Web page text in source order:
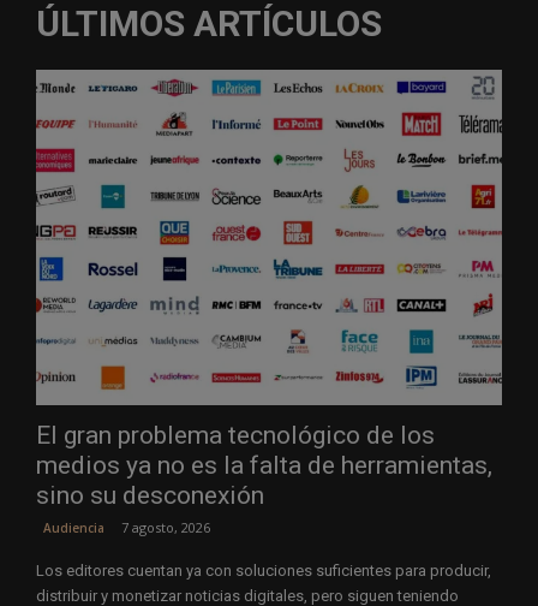
ÚLTIMOS ARTÍCULOS
El gran problema tecnológico de los
medios ya no es la falta de herramientas,
sino su desconexión
Audiencia 7 agosto, 2026
Los editores cuentan ya con soluciones suficientes para producir,
distribuir y monetizar noticias digitales, pero siguen teniendo